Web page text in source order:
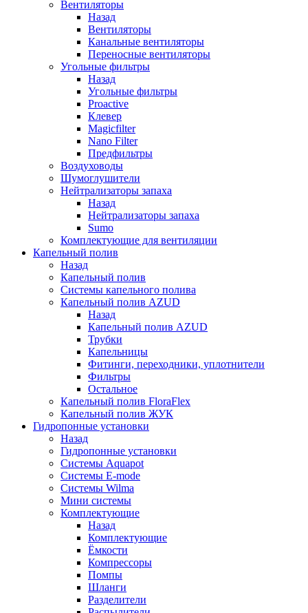
Вентиляторы
Назад
Вентиляторы
Канальные вентиляторы
Переносные вентиляторы
Угольные фильтры
Назад
Угольные фильтры
Proactive
Клевер
Magicfilter
Nano Filter
Предфильтры
Воздуховоды
Шумоглушители
Нейтрализаторы запаха
Назад
Нейтрализаторы запаха
Sumo
Комплектующие для вентиляции
Капельный полив
Назад
Капельный полив
Системы капельного полива
Капельный полив AZUD
Назад
Капельный полив AZUD
Трубки
Капельницы
Фитинги, переходники, уплотнители
Фильтры
Остальное
Капельный полив FloraFlex
Капельный полив ЖУК
Гидропонные установки
Назад
Гидропонные установки
Системы Aquapot
Системы E-mode
Системы Wilma
Мини системы
Комплектующие
Назад
Комплектующие
Ёмкости
Компрессоры
Помпы
Шланги
Разделители